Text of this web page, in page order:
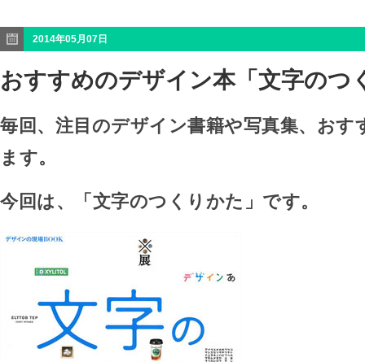
2014年05月07日
おすすめのデザイン本「文字のつ
毎回、注目のデザイン書籍や写真集、おす
ます。
今回は、「文字のつくりかた」です。